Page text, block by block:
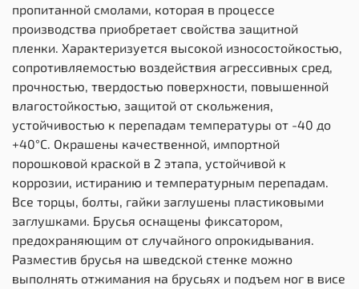
пропитанной смолами, которая в процессе
производства приобретает свойства защитной
пленки. Характеризуется высокой износостойкостью,
сопротивляемостью воздействия агрессивных сред,
прочностью, твердостью поверхности, повышенной
влагостойкостью, защитой от скольжения,
устойчивостью к перепадам температуры от -40 до
+40°С. Окрашены качественной, импортной
порошковой краской в 2 этапа, устойчивой к
коррозии, истиранию и температурным перепадам.
Все торцы, болты, гайки заглушены пластиковыми
заглушками. Брусья оснащены фиксатором,
предохраняющим от случайного опрокидывания.
Разместив брусья на шведской стенке можно
выполнять отжимания на брусьях и подъем ног в висе